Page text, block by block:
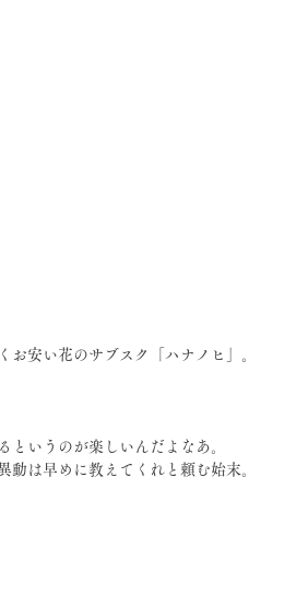
お安い花のサブスク「ハナノヒ」。
というのが楽しいんだよなあ。
動は早めに教えてくれと頼む始末。